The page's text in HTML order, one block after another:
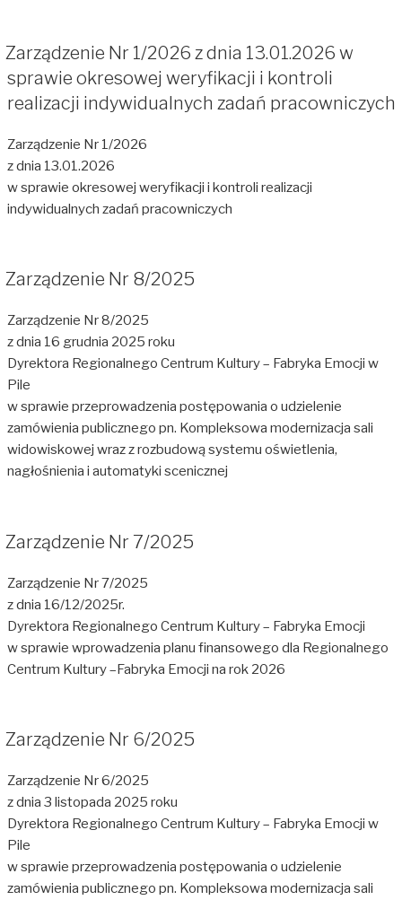
Zarządzenie Nr 1/2026 z dnia 13.01.2026 w
sprawie okresowej weryfikacji i kontroli
realizacji indywidualnych zadań pracowniczych
Zarządzenie Nr 1/2026
z dnia 13.01.2026
w sprawie okresowej weryfikacji i kontroli realizacji
indywidualnych zadań pracowniczych
Zarządzenie Nr 8/2025
Zarządzenie Nr 8/2025
z dnia 16 grudnia 2025 roku
Dyrektora Regionalnego Centrum Kultury – Fabryka Emocji w
Pile
w sprawie przeprowadzenia postępowania o udzielenie
zamówienia publicznego pn. Kompleksowa modernizacja sali
widowiskowej wraz z rozbudową systemu oświetlenia,
nagłośnienia i automatyki scenicznej
Zarządzenie Nr 7/2025
Zarządzenie Nr 7/2025
z dnia 16/12/2025r.
Dyrektora Regionalnego Centrum Kultury – Fabryka Emocji
w sprawie wprowadzenia planu finansowego dla Regionalnego
Centrum Kultury –Fabryka Emocji na rok 2026
Zarządzenie Nr 6/2025
Zarządzenie Nr 6/2025
z dnia 3 listopada 2025 roku
Dyrektora Regionalnego Centrum Kultury – Fabryka Emocji w
Pile
w sprawie przeprowadzenia postępowania o udzielenie
zamówienia publicznego pn. Kompleksowa modernizacja sali